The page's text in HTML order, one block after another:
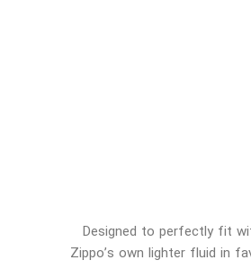
Designed to perfectly fit
Zippo’s own lighter fluid in